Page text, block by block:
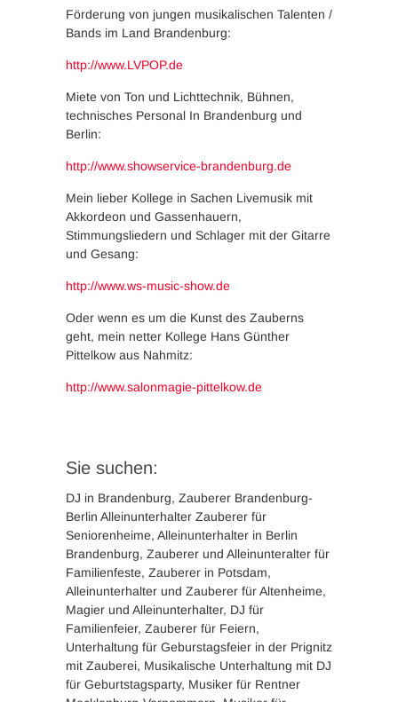
Förderung von jungen musikalischen Talenten /
Bands im Land Brandenburg:
http://www.LVPOP.de
Miete von Ton und Lichttechnik, Bühnen,
technisches Personal In Brandenburg und
Berlin:
http://www.showservice-brandenburg.de
Mein lieber Kollege in Sachen Livemusik mit
Akkordeon und Gassenhauern,
Stimmungsliedern und Schlager mit der Gitarre
und Gesang:
http://www.ws-music-show.de
Oder wenn es um die Kunst des Zauberns
geht, mein netter Kollege Hans Günther
Pittelkow aus Nahmitz:
http://www.salonmagie-pittelkow.de
Sie suchen:
DJ in Brandenburg, Zauberer Brandenburg-
Berlin Alleinunterhalter Zauberer für
Seniorenheime, Alleinunterhalter in Berlin
Brandenburg, Zauberer und Alleinunteralter für
Familienfeste, Zauberer in Potsdam,
Alleinunterhalter und Zauberer für Altenheime,
Magier und Alleinunterhalter, DJ für
Familienfeier, Zauberer für Feiern,
Unterhaltung für Geburstagsfeier in der Prignitz
mit Zauberei, Musikalische Unterhaltung mit DJ
für Geburtstagsparty, Musiker für Rentner